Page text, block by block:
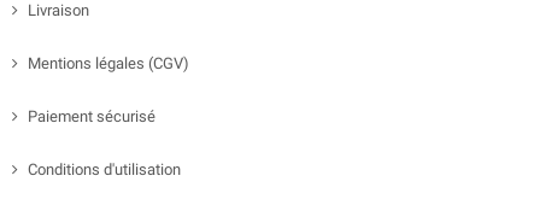
Livraison
Mentions légales (CGV)
Paiement sécurisé
Conditions d'utilisation